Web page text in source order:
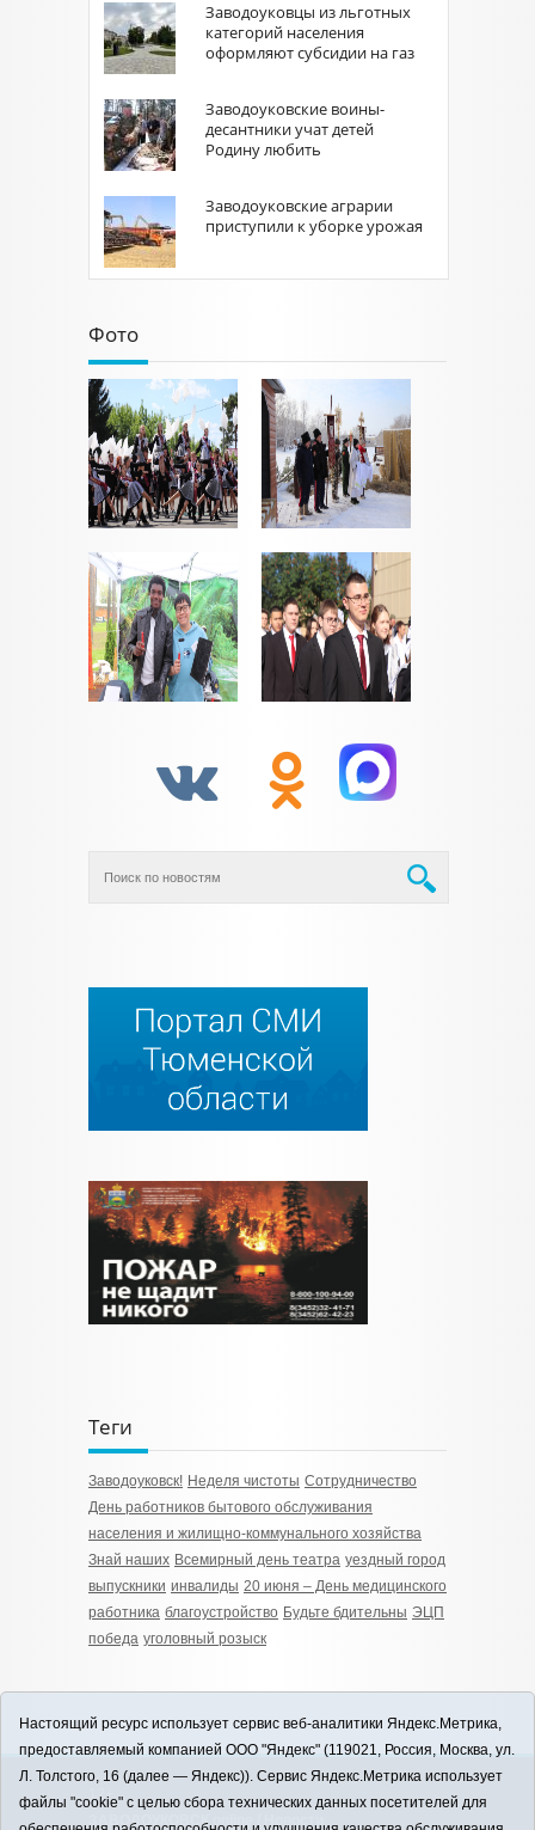
Заводоуковцы из льготных
категорий населения
оформляют субсидии на газ
Заводоуковские воины-
десантники учат детей
Родину любить
Заводоуковские аграрии
приступили к уборке урожая
Фото
Теги
Заводоуковск! Неделя чистоты Сотрудничество
День работников бытового обслуживания
населения и жилищно-коммунального хозяйства
Знай наших Всемирный день театра уездный город
выпускники инвалиды 20 июня – День медицинского
работника благоустройство Будьте бдительны ЭЦП
победа уголовный розыск
12+
ЗАВОДОУКОВСК online / Новости
Настоящий ресурс использует сервис веб-аналитики Яндекс.Метрика,
предоставляемый компанией ООО "Яндекс" (119021, Россия, Москва, ул.
Л. Толстого, 16 (далее — Яндекс)). Сервис Яндекс.Метрика использует
файлы "cookie" с целью сбора технических данных посетителей для